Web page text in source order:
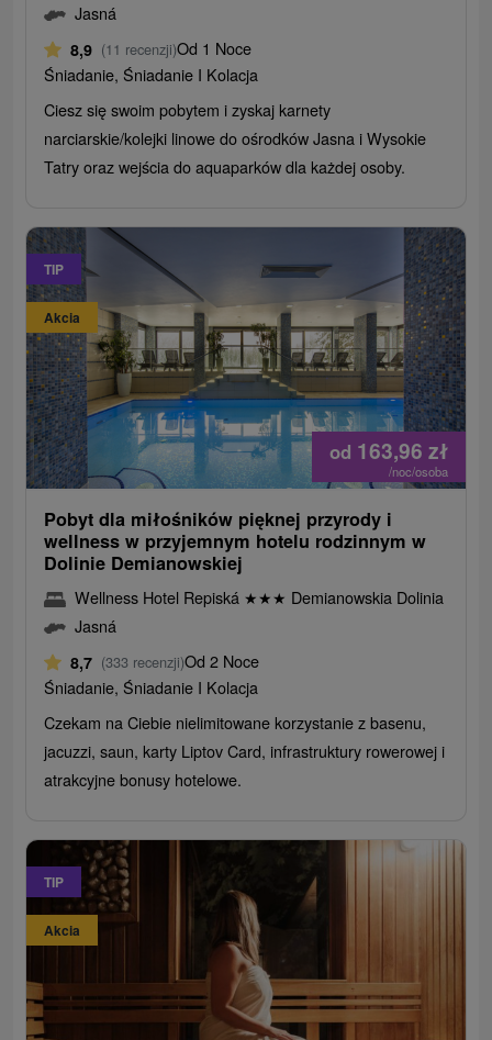
Jasná
8,9 (11 recenzji)Od 1 Noce
Śniadanie, Śniadanie I Kolacja
Ciesz się swoim pobytem i zyskaj karnety
narciarskie/kolejki linowe do ośrodków Jasna i Wysokie
Tatry oraz wejścia do aquaparków dla każdej osoby.
TIP
Akcia
od 163,96 zł
/noc/osoba
Pobyt dla miłośników pięknej przyrody i
wellness w przyjemnym hotelu rodzinnym w
Dolinie Demianowskiej
Wellness Hotel Repiská ★★★ Demianowskia Dolinia
Jasná
8,7 (333 recenzji)Od 2 Noce
Śniadanie, Śniadanie I Kolacja
Czekam na Ciebie nielimitowane korzystanie z basenu,
jacuzzi, saun, karty Liptov Card, infrastruktury rowerowej i
atrakcyjne bonusy hotelowe.
TIP
Akcia